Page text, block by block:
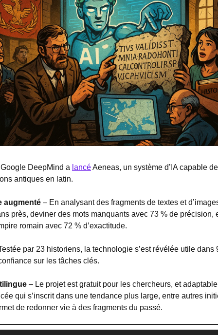
DeepMind a lancé Aeneas, un système d’IA capable
antiques en latin.
augmenté – En analysant des fragments de textes et
près, deviner des mots manquants avec 73 % de précision,
romain avec 72 % d’exactitude.
par 23 historiens, la technologie s’est révélée utile dans
sur les tâches clés.
– Le projet est gratuit pour les chercheurs, et
qui s’inscrit dans une tendance plus large, entre autres
de redonner vie à des fragments du passé.